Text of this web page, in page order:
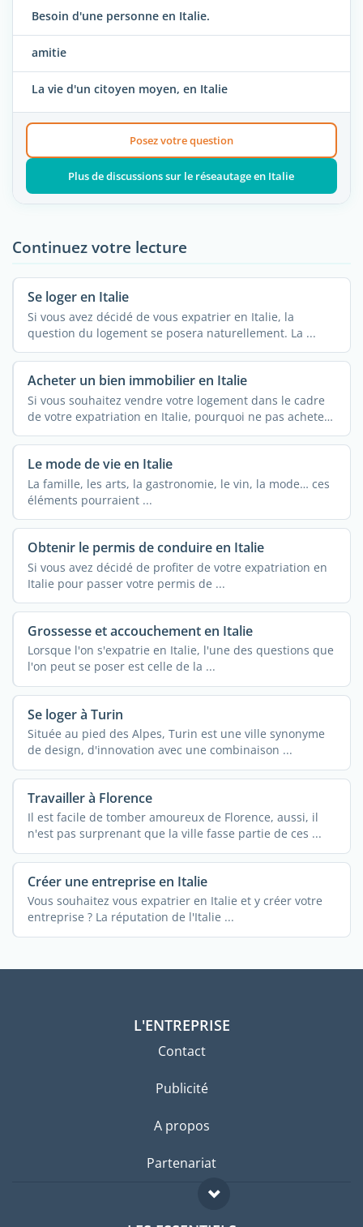
Besoin d'une personne en Italie.
amitie
La vie d'un citoyen moyen, en Italie
Posez votre question
Plus de discussions sur le réseautage en Italie
Continuez votre lecture
Se loger en Italie
Si vous avez décidé de vous expatrier en Italie, la
question du logement se posera naturellement. La ...
Acheter un bien immobilier en Italie
Si vous souhaitez vendre votre logement dans le cadre
de votre expatriation en Italie, pourquoi ne pas acheter
de ...
Le mode de vie en Italie
La famille, les arts, la gastronomie, le vin, la mode… ces
éléments pourraient ...
Obtenir le permis de conduire en Italie
Si vous avez décidé de profiter de votre expatriation en
Italie pour passer votre permis de ...
Grossesse et accouchement en Italie
Lorsque l'on s'expatrie en Italie, l'une des questions que
l'on peut se poser est celle de la ...
Se loger à Turin
Située au pied des Alpes, Turin est une ville synonyme
de design, d'innovation avec une combinaison ...
Travailler à Florence
Il est facile de tomber amoureux de Florence, aussi, il
n'est pas surprenant que la ville fasse partie de ces ...
Créer une entreprise en Italie
Vous souhaitez vous expatrier en Italie et y créer votre
entreprise ? La réputation de l'Italie ...
L'ENTREPRISE
Contact
Publicité
A propos
Partenariat